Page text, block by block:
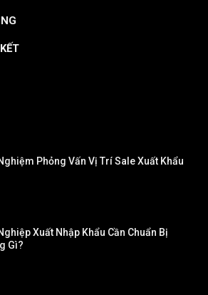
Phỏng Vấn Vị Trí Sale Xuất Khẩu
Xuất Nhập Khẩu Cần Chuẩn Bị
Gì?